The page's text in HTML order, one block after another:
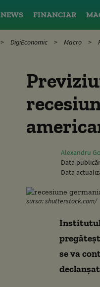
NEWS FINANCIAR
DigiEconomic Macro
Alexandru
Data
Data
sursa: shutterstock.com/
Institutul
se va